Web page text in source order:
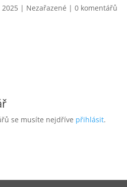
2025 | Nezařazené |0 komentářů
se musíte nejdříve přihlásit.